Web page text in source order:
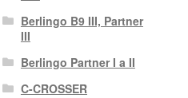
Berlingo B9 III, Partner
III
Berlingo Partner I a II
C-CROSSER